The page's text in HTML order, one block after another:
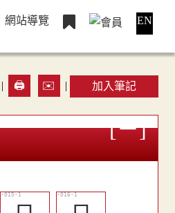
網站導覽 EN
| 🖨️ ✉️ | 加入筆記